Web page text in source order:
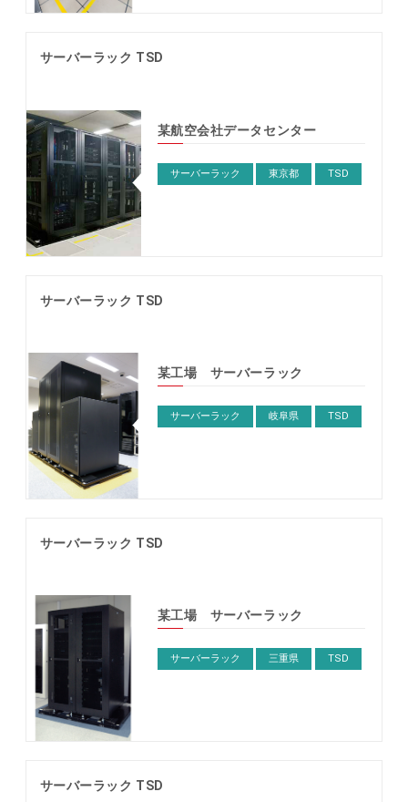
サーバーラック TSD
某航空会社データセンター
サーバーラック 東京都 TSD
サーバーラック TSD
某工場 サーバーラック
サーバーラック 岐阜県 TSD
サーバーラック TSD
某工場 サーバーラック
サーバーラック 三重県 TSD
サーバーラック TSD